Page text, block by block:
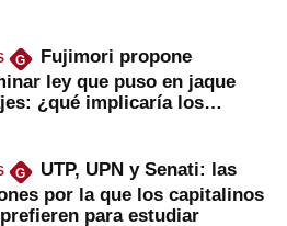
G
Fujimori propone
ley que puso en jaque
¿qué implicaría los
G
UTP, UPN y Senati: las
por la que los capitalinos
para estudiar